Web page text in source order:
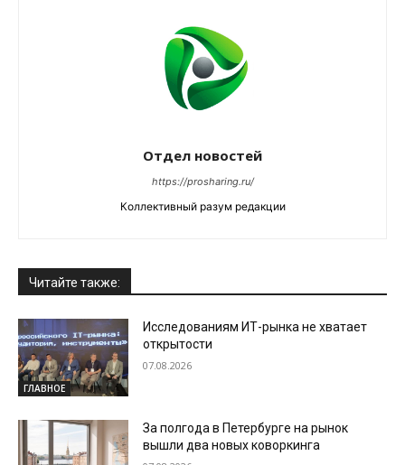
Отдел новостей
https://prosharing.ru/
Коллективный разум редакции
Читайте также:
ГЛАВНОЕ
Исследованиям ИТ-рынка не хватает
открытости
07.08.2026
За полгода в Петербурге на рынок
вышли два новых коворкинга